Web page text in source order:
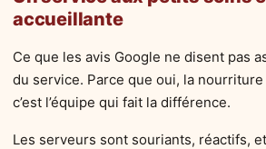
accueillante
Ce que les avis Google ne disent pas
du service. Parce que oui, la
c’est l’équipe qui fait la différence.
Les serveurs sont souriants, réactifs,